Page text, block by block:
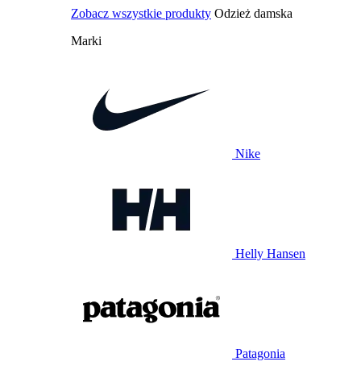
Zobacz wszystkie produkty Odzież damska
Marki
Nike
Helly Hansen
Patagonia